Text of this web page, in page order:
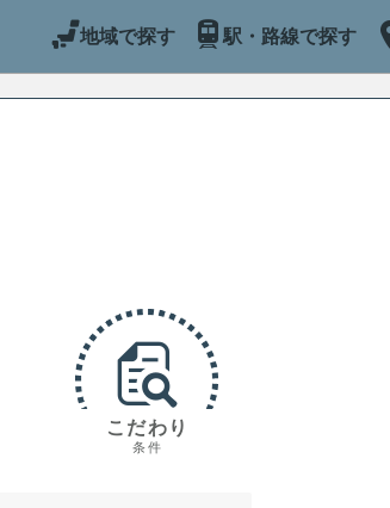
地域で探す 駅・路線で探す
こだわり
条件